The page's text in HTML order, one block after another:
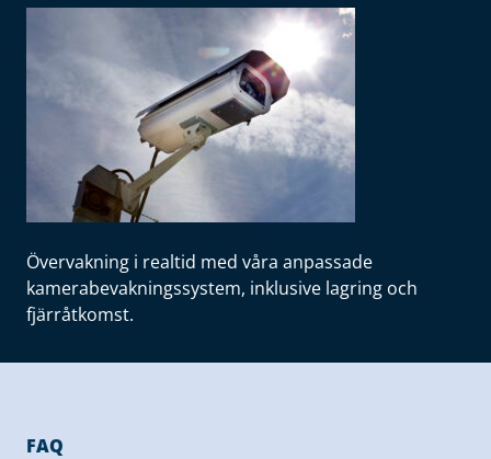
Övervakning i realtid med våra anpassade
kamerabevakningssystem, inklusive lagring och
fjärråtkomst.
FAQ